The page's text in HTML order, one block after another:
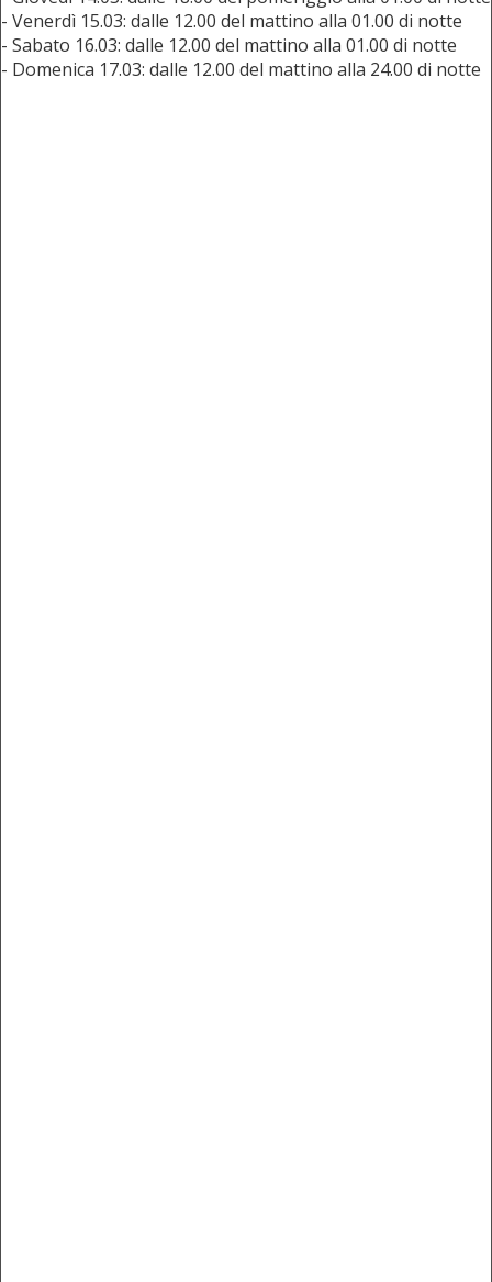
- Venerdì 15.03: dalle 12.00 del mattino alla 01.00 di notte
- Sabato 16.03: dalle 12.00 del mattino alla 01.00 di notte
- Domenica 17.03: dalle 12.00 del mattino alla 24.00 di notte